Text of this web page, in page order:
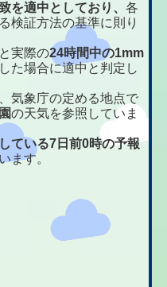
を適中としており、各
検証方法の基準に則り
実際の24時間中の1mm
た場合に適中と判定し
気象庁の定める地点で
の天気を参照していま
ている7日前0時の予報
ます。